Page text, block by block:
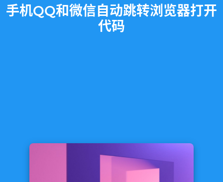
手机QQ和微信自动跳转浏览器打开
代码